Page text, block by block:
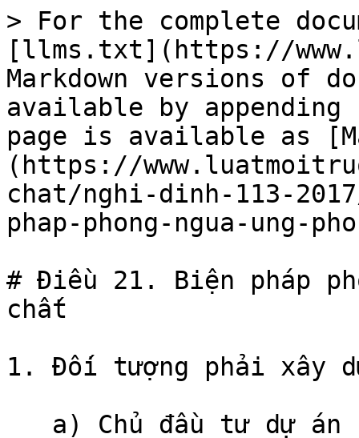
> For the complete
[llms.txt](https://
Markdown versions of
available by
page is available as
(https://
chat/nghi-dinh-113-
phap-phong-ngua-ung-
# Điều 21. Biện pháp
chất
1. Đối tượng phải xây